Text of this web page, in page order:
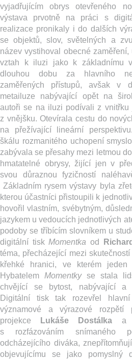
vyjadřujícím obrys otevřeného
výstava prvotně na práci s
realizace pronikaly i do dalších
se objektů, slov, světelných a
název vystihoval obecné
vztah k iluzi jako k základnímu
dlouhou dobu za hlavního
zaměřených přístupů, avšak v
metailuze nabývající opět na
autoři se na iluzi podívali z
z vnějšku. Otevírala cestu do
na přežívající lineární
škálu rozmanitého uchopení
zabývala se přesahy mezi letmou
hmatatelné obrysy, žijící jen v
svou důraznou fyzičností
Základním rysem výstavy byla
kterou účastníci přistoupili k
hovořil vlastním, svébytným,
jazykem u vedoucích jednotlivých
podoby se tříbícím slovníkem u
digitální tisk Momentka od
téma, přecházející mezi
křehké hranici, ve kterém
Hybatelem Momentkyse stala
chvějící se bytost, nabývající a
Digitální tisk tak rozevřel
významové a výrazové
projekce
Lukáše Dostálka a
s rozfázováním snímaného
odcházejícího diváka,
objevujícímu se jako pomyslný